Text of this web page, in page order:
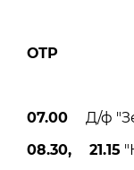
ОТР
07.00 Д/ф
08.30, 21.15